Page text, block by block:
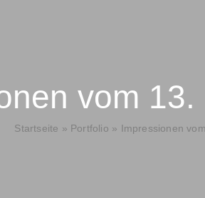
vom
Startseite » Portfolio » Impressionen